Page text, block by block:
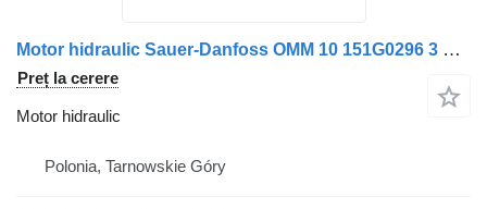
Motor hidraulic Sauer-Danfoss OMM 10 151G0296 3 pentru maşina de măturat stradă Schmidt
Preț la cerere
Motor hidraulic
Polonia, Tarnowskie Góry